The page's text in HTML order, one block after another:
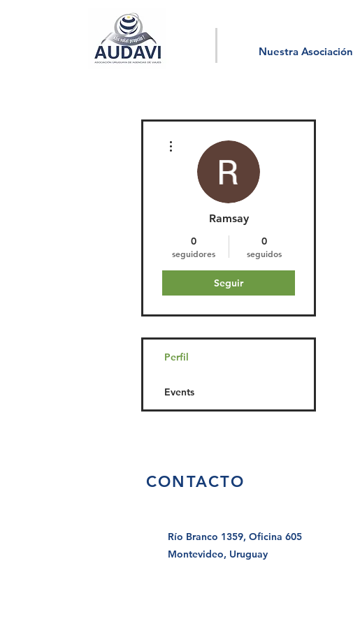
Nuestra Asociación
Ramsay
0
seguidores
0
seguidos
Seguir
Perfil
Events
CONTACTO
Río Branco 1359, Oficina 605
Montevideo, Uruguay